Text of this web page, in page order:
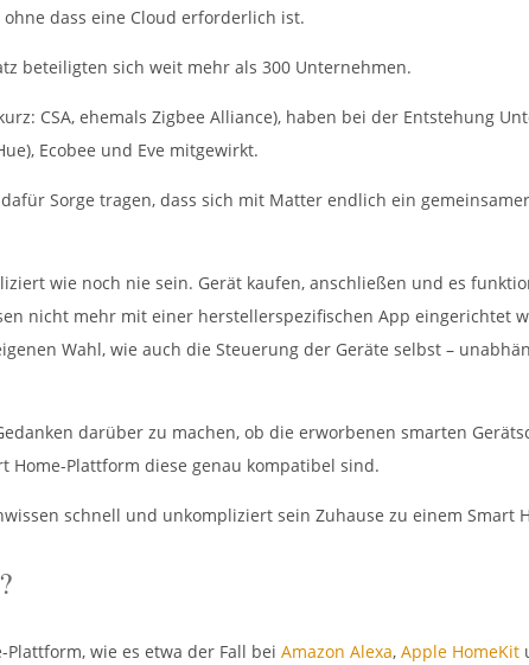
dass eine Cloud erforderlich ist.
beteiligten sich weit mehr als 300 Unternehmen.
CSA, ehemals Zigbee Alliance), haben bei der Entstehung
Ecobee und Eve mitgewirkt.
Sorge tragen, dass sich mit Matter endlich ein
wie noch nie sein. Gerät kaufen, anschließen und es
nicht mehr mit einer herstellerspezifischen App eingerichtet
Wahl, wie auch die Steuerung der Geräte selbst –
darüber zu machen, ob die erworbenen smarten
Plattform diese genau kompatibel sind.
schnell und unkompliziert sein Zuhause zu einem Smart
wie es etwa der Fall bei Amazon Alexa, Apple HomeKit